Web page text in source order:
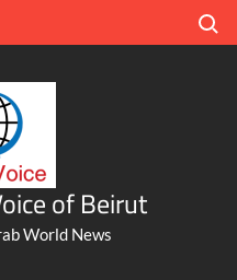
of Beirut
World News